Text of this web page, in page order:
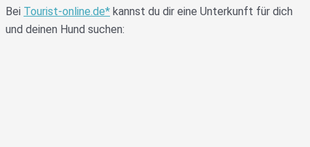
Bei Tourist-online.de* kannst du dir eine Unterkunft für dich
und deinen Hund suchen: